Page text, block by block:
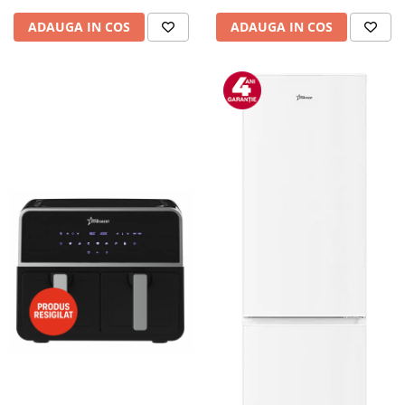
Camere auto
Baterii
Console & Jocuri
Accesorii console & PC
Birouri gaming
Console Hardware
Ochelari VR Gaming
Scaune gaming
Console Jocuri
ADAUGA IN COS ADAUGA IN COS